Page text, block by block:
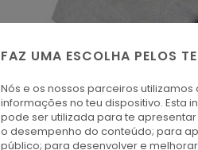
FAZ UMA ESCOLHA PELOS
Nós e os nossos parceiros
informações no teu dispositivo. Esta
pode ser utilizada para te
o desempenho do conteúdo; para
público; para desenvolver e